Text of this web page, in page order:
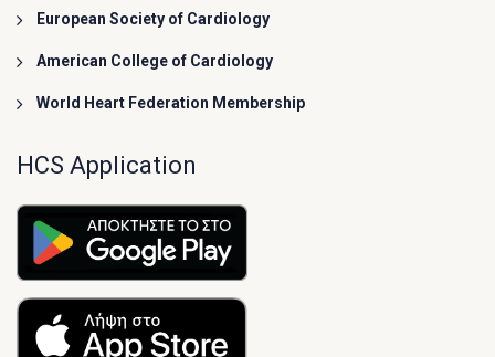
European Society of Cardiology
American College of Cardiology
World Heart Federation Membership
HCS Application